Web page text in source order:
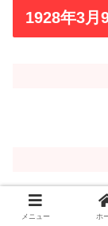
1928年3月
メニュー ホ